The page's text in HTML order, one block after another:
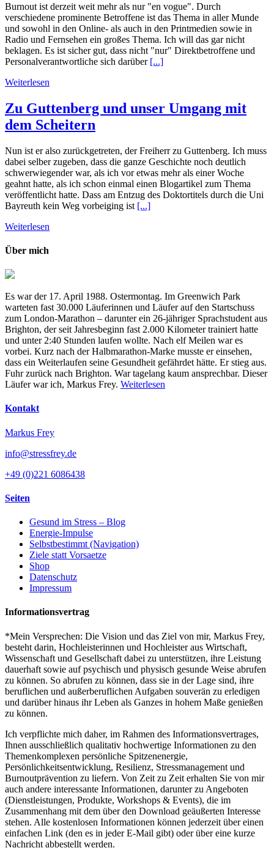
Burnout ist derzeit weit mehr als nur "en vogue". Durch
verschiedene prominente Betroffene ist das Thema in aller Munde
und sowohl in den Online- als auch in den Printmedien sowie in
Radio und Fernsehen ein großes Thema. Ich will das gar nicht
beklagen. Es ist sicher gut, dass nicht "nur" Direktbetroffene und
Personalverantwortliche sich darüber [...]
Weiterlesen
Zu Guttenberg und unser Umgang mit
dem Scheitern
Nun ist er also zurückgetreten, der Freiherr zu Guttenberg. Ich muss
dabei selber zugeben, dass die ganze Geschichte noch deutlich
schwerwiegender war, als ich vor etwas mehr als einer Woche
geahnt hatte, als ich schon einmal einen Blogartikel zum Thema
veröffentlicht hatte. Dass am Entzug des Doktortitels durch die Uni
Bayreuth kein Weg vorbeiging ist [...]
Weiterlesen
Über mich
Es war der 17. April 1988. Ostermontag. Im Greenwich Park
warteten fast 30.000 Läuferinnen und Läufer auf den Startschuss
zum London-Marathon – darunter ein 26-jähriger Sprachstudent aus
Brighton, der seit Jahresbeginn fast 2.000 Kilometer trainiert hatte
und unter 2:40 Stunden laufen wollte. Nach elf Meilen war es
vorbei. Kurz nach der Halbmarathon-Marke musste er einsehen,
dass ein Weiterlaufen seine Gesundheit gefährdet hätte. Er stieg aus.
Fuhr zurück nach Brighton. War tagelang kaum ansprechbar. Dieser
Läufer war ich, Markus Frey. Weiterlesen
Kontakt
Markus Frey
info@stressfrey.de
+49 (0)221 6086438
Seiten
Gesund im Stress – Blog
Energie-Impulse
Selbstbestimmt (Navigation)
Ziele statt Vorsaetze
Shop
Datenschutz
Impressum
Informationsvertrag
*Mein Versprechen: Die Vision und das Ziel von mir, Markus Frey,
besteht darin, Hochleisterinnen und Hochleister aus Wirtschaft,
Wissenschaft und Gesellschaft dabei zu unterstützen, ihre Leistung
dauerhaft sowie auf psychisch und physisch gesunde Weise abrufen
zu können. So abrufen zu können, dass sie in der Lage sind, ihre
beruflichen und außerberuflichen Aufgaben souverän zu erledigen
und darüber hinaus ihr Leben als Ganzes in hohem Maße genießen
zu können.
Ich verpflichte mich daher, im Rahmen des Informationsvertrages,
Ihnen ausschließlich qualitativ hochwertige Informationen zu den
Themenkomplexen persönliche Spitzenenergie,
Persönlichkeitsentwicklung, Resilienz, Stressmanagement und
Burnoutprävention zu liefern. Von Zeit zu Zeit erhalten Sie von mir
auch andere interessante Informationen, darunter zu Angeboten
(Dienstleistungen, Produkte, Workshops & Events), die im
Zusammenhang mit dem über den Download geäußerten Interesse
stehen. Alle kostenlosen Informationen können jederzeit über einen
einfachen Link (den es in jeder E-Mail gibt) oder über eine kurze
Nachricht abbestellt werden.